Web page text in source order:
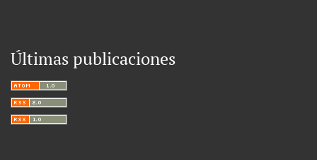
Últimas publicaciones